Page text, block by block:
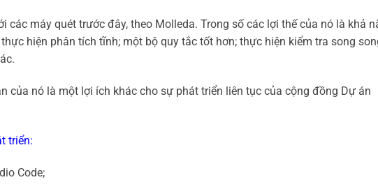
các máy quét trước đây, theo Molleda. Trong số các lợi thế của nó là khả
hiện phân tích tĩnh; một bộ quy tắc tốt hơn; thực hiện kiểm tra song
của nó là một lợi ích khác cho sự phát triển liên tục của cộng đồng Dự án
triển:
Code;